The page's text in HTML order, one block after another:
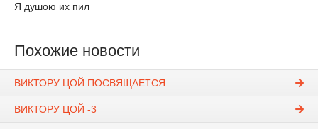
Я душою их пил
Похожие новости
ВИКТОРУ ЦОЙ ПОСВЯЩАЕТСЯ
ВИКТОРУ ЦОЙ -3